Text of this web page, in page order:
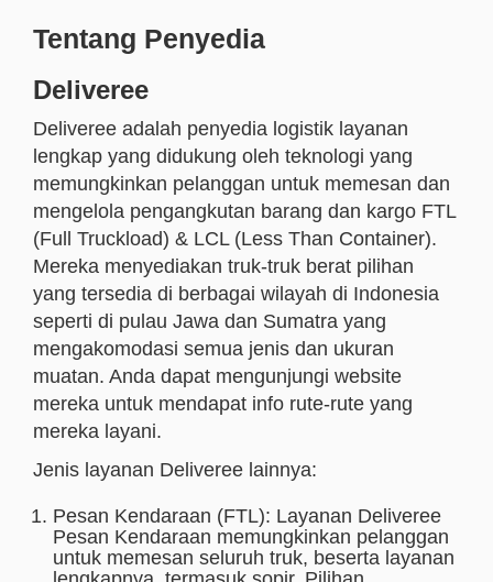
Tentang Penyedia
Deliveree
Deliveree adalah penyedia logistik layanan
lengkap yang didukung oleh teknologi yang
memungkinkan pelanggan untuk memesan dan
mengelola pengangkutan barang dan kargo FTL
(Full Truckload) & LCL (Less Than Container).
Mereka menyediakan truk-truk berat pilihan
yang tersedia di berbagai wilayah di Indonesia
seperti di pulau Jawa dan Sumatra yang
mengakomodasi semua jenis dan ukuran
muatan. Anda dapat mengunjungi website
mereka untuk mendapat info rute-rute yang
mereka layani.
Jenis layanan Deliveree lainnya:
Pesan Kendaraan (FTL): Layanan Deliveree
Pesan Kendaraan memungkinkan pelanggan
untuk memesan seluruh truk, beserta layanan